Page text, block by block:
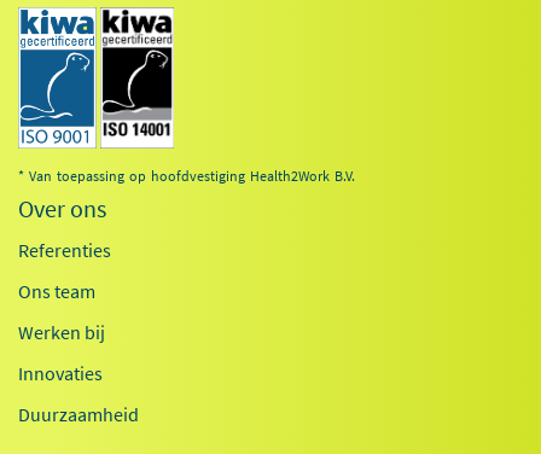
* Van toepassing op hoofdvestiging Health2Work B.V.
Over ons
Referenties
Ons team
Werken bij
Innovaties
Duurzaamheid